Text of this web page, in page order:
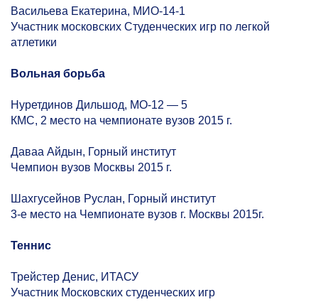
Васильева Екатерина, МИО-14-1
Участник московских Студенческих игр по легкой
атлетики
Вольная борьба
Нуретдинов Дильшод, МО-12 — 5
КМС, 2 место на чемпионате вузов 2015 г.
Даваа Айдын, Горный институт
Чемпион вузов Москвы 2015 г.
Шахгусейнов Руслан, Горный институт
3-е место на Чемпионате вузов г. Москвы 2015г.
Теннис
Трейстер Денис, ИТАСУ
Участник Московских студенческих игр